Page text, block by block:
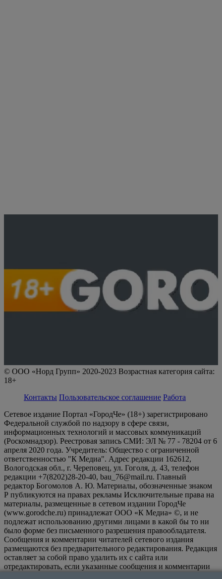
© ООО «Норд Групп» 2020-2023 Возрастная категория сайта:
18+
Контакты Пользовательское соглашение Работа
Сетевое издание Портал «ГородЧе» (18+) зарегистрировано
Федеральной службой по надзору в сфере связи,
информационных технологий и массовых коммуникаций
(Роскомнадзор). Реестровая запись СМИ: ЭЛ № 77 - 78204 от 6
апреля 2020 года. Учредитель: Общество с ограниченной
ответственностью "К Медиа". Адрес редакции 162612,
Вологодская обл., г. Череповец, ул. Гоголя, д. 43, телефон
редакции +7(8202)28-20-40, bau_76@mail.ru. Главный
редактор Богомолов А. Ю. Материалы, обозначенные знаком
Р публикуются на правах рекламы Исключительные права на
материалы, размещенные в сетевом издании ГородЧе
(www.gorodche.ru) принадлежат ООО «К Медиа» ©, и не
подлежат использованию другими лицами в какой бы то ни
было форме без письменного разрешения правообладателя.
Сообщения и комментарии читателей сетевого издания
размещаются без предварительного редактирования. Редакция
оставляет за собой право удалить их с сайта или
отредактировать, если указанные сообщения и комментарии